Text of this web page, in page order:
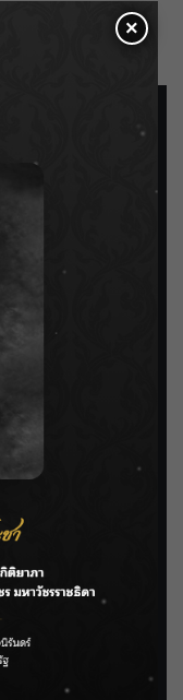
ครงการประตู
นอะไรหลังจาก
รหุบกะพง–ห้วย
×